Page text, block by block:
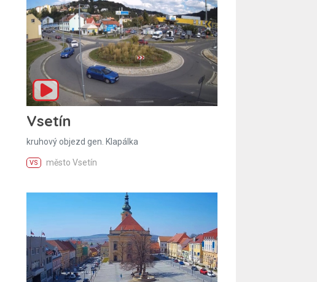
Vsetín
kruhový objezd gen. Klapálka
VS město Vsetín